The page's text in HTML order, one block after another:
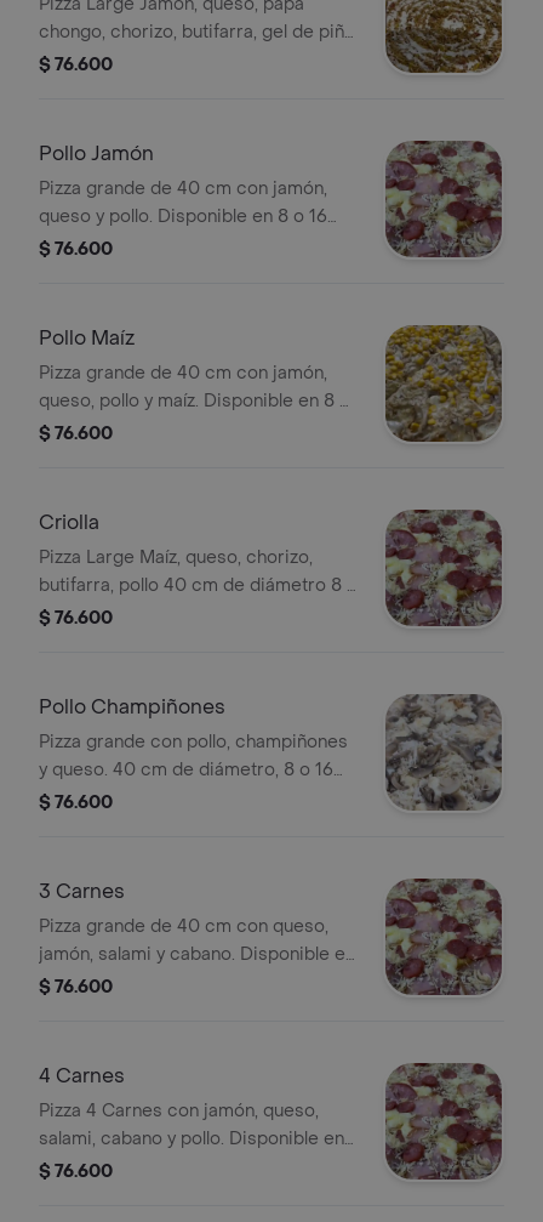
chongo, chorizo, butifarra, gel de piña,
tártara 40 cm de diámetro 8 o 16
$ 76.600
Pollo Jamón
Pizza grande de 40 cm con jamón,
queso y pollo. Disponible en 8 o 16
porciones.
$ 76.600
Pollo Maíz
Pizza grande de 40 cm con jamón,
queso, pollo y maíz. Disponible en 8 o
16 porciones.
$ 76.600
Criolla
Pizza Large Maíz, queso, chorizo,
butifarra, pollo 40 cm de diámetro 8 o
16 porciones
$ 76.600
Pollo Champiñones
Pizza grande con pollo, champiñones
y queso. 40 cm de diámetro, 8 o 16
porciones.
$ 76.600
3 Carnes
Pizza grande de 40 cm con queso,
jamón, salami y cabano. Disponible en
8 o 16 porciones.
$ 76.600
4 Carnes
Pizza 4 Carnes con jamón, queso,
salami, cabano y pollo. Disponible en
8 o 16 porciones.
$ 76.600